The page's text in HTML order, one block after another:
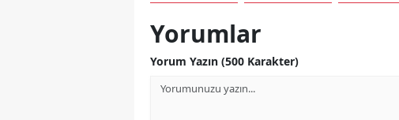
Yorumlar
Yorum Yazın (500 Karakter)